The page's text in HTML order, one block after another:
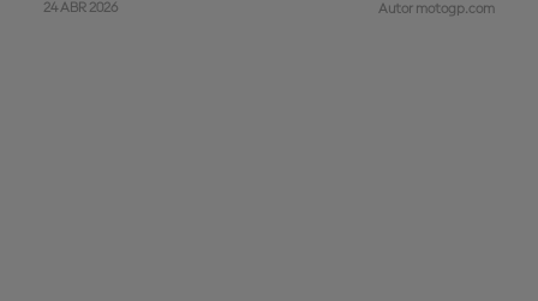
24 ABR 2026 Autor motogp.com